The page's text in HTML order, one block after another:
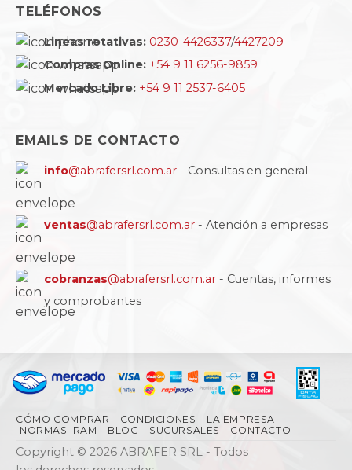
TELÉFONOS
Lineas rotativas: 0230-4426337/4427209
Compras Online: +54 9 11 6256-9859
Mercado Libre: +54 9 11 2537-6405
EMAILS DE CONTACTO
info@abrafersrl.com.ar - Consultas en general
ventas@abrafersrl.com.ar - Atención a empresas
cobranzas@abrafersrl.com.ar - Cuentas, informes
y comprobantes
CÓMO COMPRAR CONDICIONES
LA EMPRESA
NORMAS IRAM
BLOG SUCURSALES CONTACTO
Copyright © 2026 ABRAFER SRL - Todos